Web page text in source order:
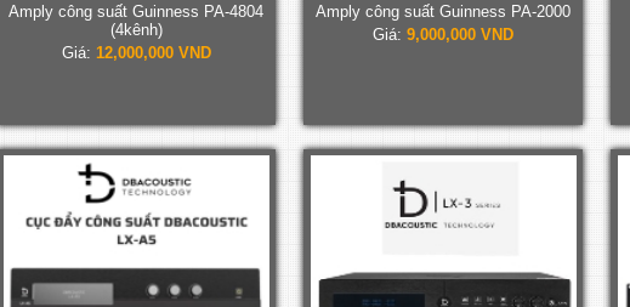
Amply công suất Guinness PA-4804
(4kênh)
Giá: 12,000,000 VND
Amply công suất Guinness PA-2000
Giá: 9,000,000 VND